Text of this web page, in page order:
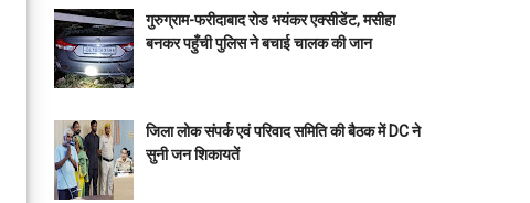
गुरुग्राम-फरीदाबाद रोड भयंकर एक्सीडेंट, मसीहा
बनकर पहुँची पुलिस ने बचाई चालक की जान
जिला लोक संपर्क एवं परिवाद समिति की बैठक में DC ने
सुनी जन शिकायतें